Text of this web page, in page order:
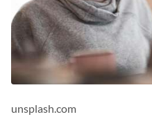
unsplash.com